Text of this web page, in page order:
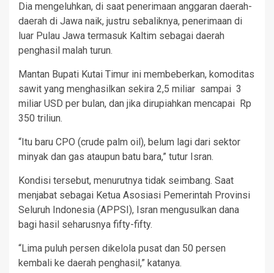
Dia mengeluhkan, di saat penerimaan anggaran daerah-
daerah di Jawa naik, justru sebaliknya, penerimaan di
luar Pulau Jawa termasuk Kaltim sebagai daerah
penghasil malah turun.
Mantan Bupati Kutai Timur ini membeberkan, komoditas
sawit yang menghasilkan sekira 2,5 miliar sampai 3
miliar USD per bulan, dan jika dirupiahkan mencapai Rp
350 triliun.
“Itu baru CPO (crude palm oil), belum lagi dari sektor
minyak dan gas ataupun batu bara,” tutur Isran.
Kondisi tersebut, menurutnya tidak seimbang. Saat
menjabat sebagai Ketua Asosiasi Pemerintah Provinsi
Seluruh Indonesia (APPSI), Isran mengusulkan dana
bagi hasil seharusnya fifty-fifty.
“Lima puluh persen dikelola pusat dan 50 persen
kembali ke daerah penghasil,” katanya.